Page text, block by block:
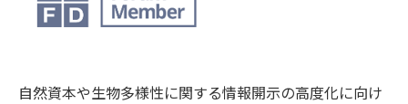
自然資本や生物多様性に関する情報開示の高度化に向け